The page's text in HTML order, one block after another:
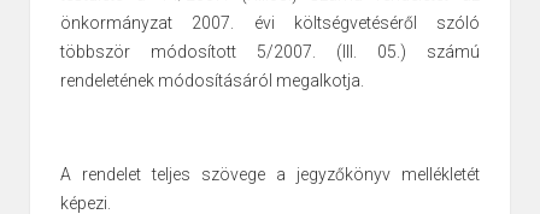
önkormányzat 2007. évi költségvetéséről szóló
többször módosított 5/2007. (III. 05.) számú
rendeletének módosításáról megalkotja.
A rendelet teljes szövege a jegyzőkönyv mellékletét
képezi.